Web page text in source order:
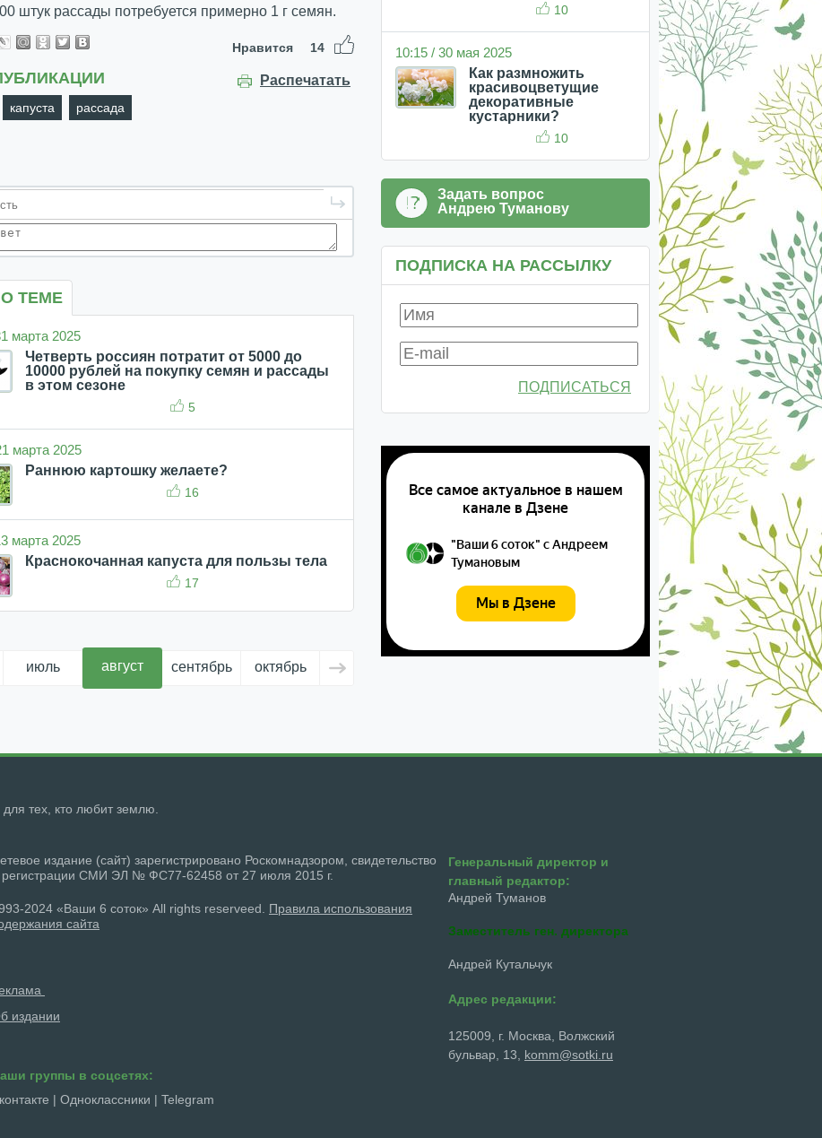
штук рассады потребуется примерно 1 г семян.
Нравится 14
Распечатать
капуста рассада
ТЕМЕ
марта 2025
Четверть россиян потратит от 5000 до
10000 рублей на покупку семян и рассады
в этом сезоне
5
марта 2025
Раннюю картошку желаете?
16
марта 2025
Краснокочанная капуста для пользы тела
17
июль август сентябрь октябрь ноябрь март апрель
10
10:15 / 30 мая 2025
Как размножить
красивоцветущие
декоративные
кустарники?
10
Задать вопрос
Андрею Туманову
ПОДПИСКА НА РАССЫЛКУ
ПОДПИСАТЬСЯ
тех, кто любит землю.
издание (сайт) зарегистрировано Роскомнадзором, свидетельство
СМИ ЭЛ № ФС77-62458 от 27 июля 2015 г.
2024 «Ваши 6 соток» All rights reserveed. Правила использования
сайта
издании
группы в соцсетях:
| Одноклассники | Telegram
Генеральный директор и
главный редактор:
Андрей Туманов
Заместитель ген. директора
Андрей Кутальчук
Адрес редакции:
125009, г. Москва, Волжский
бульвар, 13, komm@sotki.ru